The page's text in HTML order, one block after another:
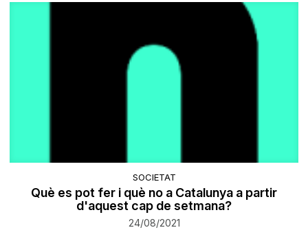
SOCIETAT
Què es pot fer i què no a Catalunya a partir
d'aquest cap de setmana?
24/08/2021